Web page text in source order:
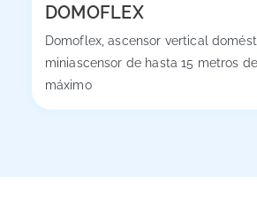
DOMOFLEX
Domoflex, ascensor vertical
miniascensor de hasta 15 metros
máximo